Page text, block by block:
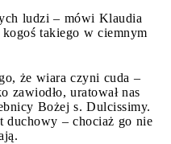
ludzi – mówi Klaudia
takiego w ciemnym
że wiara czyni cuda –
zawiodło, uratował nas
Bożej s. Dulcissimy.
duchowy – chociaż go nie